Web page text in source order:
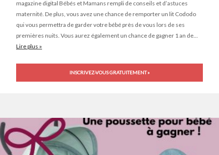
magazine digital Bébés et Mamans rempli de conseils et d’astuces
maternité. De plus, vous avez une chance de remporter un lit Cododo
qui vous permettra de garder votre bébé près de vous lors de ses
premières nuits. Vous aurez également un chance de gagner 1 an de...
Lire plus »
INSCRIVEZ-VOUS GRATUITEMENT »